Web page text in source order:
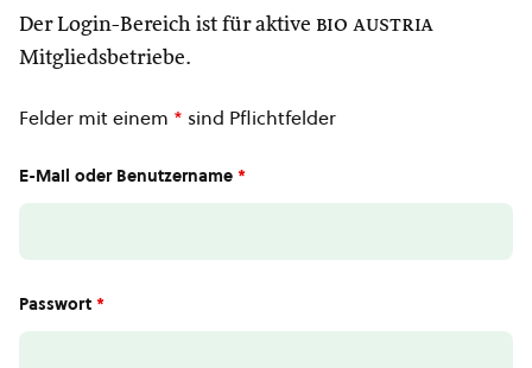
Der Login-Bereich ist für aktive bio austria
Mitgliedsbetriebe.
Felder mit einem * sind Pflichtfelder
E-Mail oder Benutzername *
Passwort *